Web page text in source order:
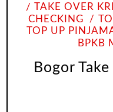
TAKE OVER
CHECKING
TOP UP
BPKB
Bogor